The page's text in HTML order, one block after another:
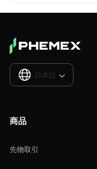
日本語 
商品
先物取引